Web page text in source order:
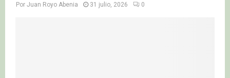
Por Juan Royo Abenia 31 julio, 2026 0